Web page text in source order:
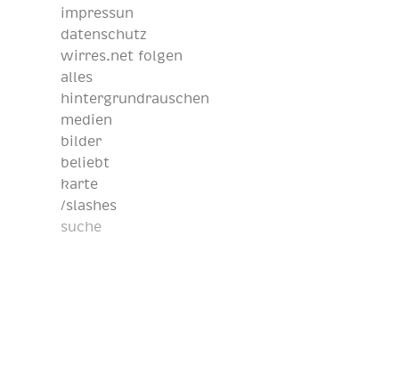
impressun
datenschutz
wirres.net folgen
alles
hintergrundrauschen
medien
bilder
beliebt
karte
/slashes